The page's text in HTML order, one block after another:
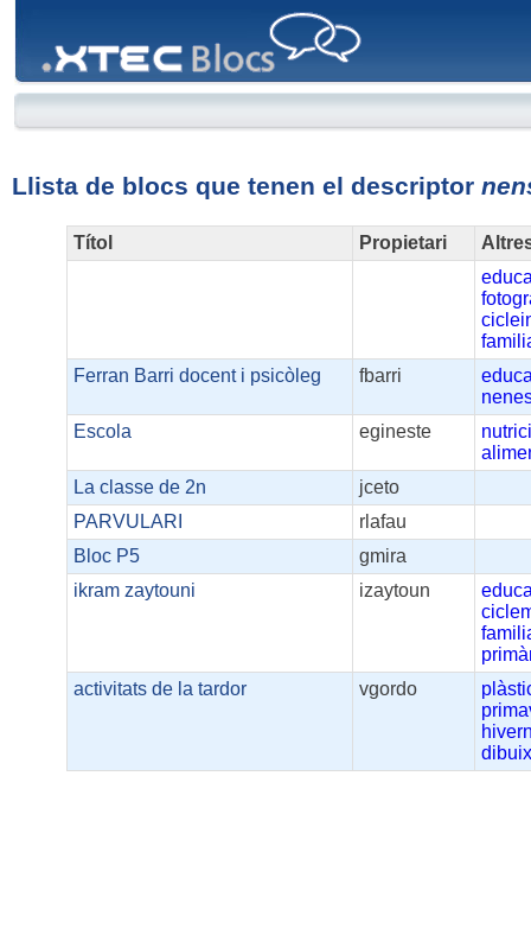
Llista de blocs que tenen el descriptor
Títol Propietari
Ferran Barri docent i psicòleg
fbarri
Escola
egineste
La classe de 2n
jceto
PARVULARI
rlafau
Bloc P5
gmira
ikram zaytouni
izaytoun
activitats de la tardor
vgordo